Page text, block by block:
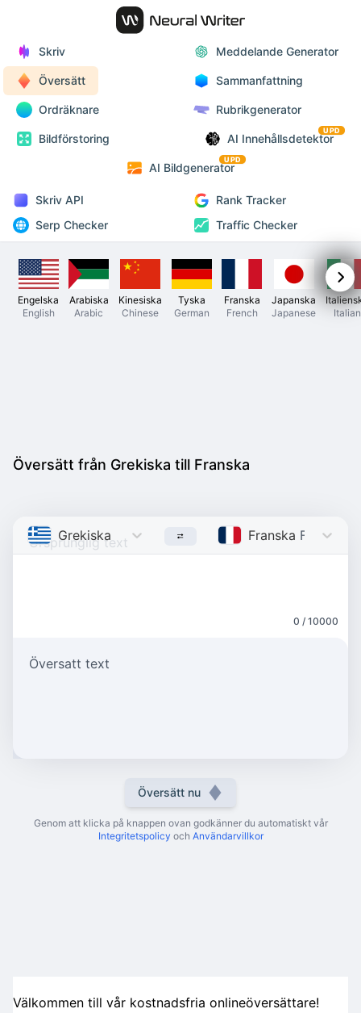
Skriv Meddelande Generator
Översätt Sammanfattning
Ordräknare Rubrikgenerator
Bildförstoring AI Innehållsdetektor
UPD
AI Bildgenerator
UPD
Skriv API
Rank Tracker
Serp Checker
Traffic Checker
Engelska
English
Arabiska
Arabic
Kinesiska
Chinese
Tyska
German
Franska
French
Japanska
Japanese
Italian
Översätt från Grekiska till Franska
Grekiska Greek Franska French
0 / 10000
Översatt text
Översätt nu
Genom att klicka på knappen ovan godkänner du automatiskt vår
Integritetspolicy och Användarvillkor
Välkommen till vår kostnadsfria onlineöversättare!